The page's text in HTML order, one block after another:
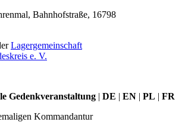
Bahnhofstraße, 16798
Lagergemeinschaft
e. V.
Gedenkveranstaltung | DE | EN | PL | FR
Kommandantur